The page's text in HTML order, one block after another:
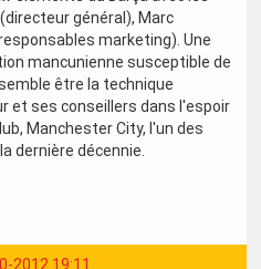
général), Marc
marketing). Une
mancunienne susceptible de
être la technique
et ses conseillers dans l'espoir
Manchester City, l'un des
dernière décennie.
2012 19:11